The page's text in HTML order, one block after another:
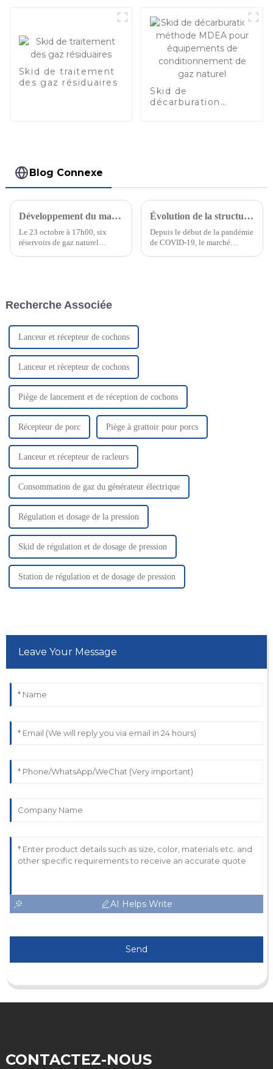
Skid de traitement
des gaz résiduaires
Skid de
décarburation
Blog Connexe
Développement du marché du GNL en Chine
Le 23 octobre à 17h00, six
réservoirs de gaz naturel
transport maritime et terrestre
Évolution de la structure du marché du gaz naturel
Depuis le début de la pandémie
de COVID-19, le marché
Recherche Associée
Lanceur et récepteur de cochons
Lanceur et récepteur de cochons
Piège de lancement et de réception de cochons
Récepteur de porc Piège à grattoir pour porcs
Lanceur et récepteur de racleurs
Consommation de gaz du générateur électrique
Régulation et dosage de la pression
Skid de régulation et de dosage de pression
Station de régulation et de dosage de pression
Leave Your Message
AI Helps Write
Send
CONTACTEZ-NOUS